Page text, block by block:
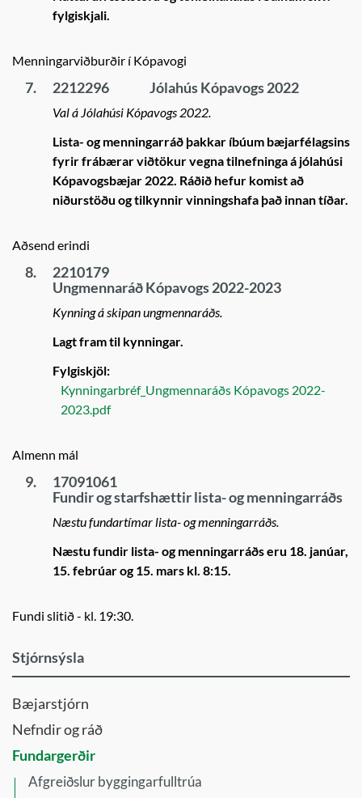
fylgiskjali.
Menningarviðburðir í Kópavogi
7. 2212296 Jólahús Kópavogs 2022
Val á Jólahúsi Kópavogs 2022.
Lista- og menningarráð þakkar íbúum bæjarfélagsins
fyrir frábærar viðtökur vegna tilnefninga á jólahúsi
Kópavogsbæjar 2022. Ráðið hefur komist að
niðurstöðu og tilkynnir vinningshafa það innan tíðar.
Aðsend erindi
8.
2210179
Ungmennaráð Kópavogs 2022-2023
Kynning á skipan ungmennaráðs.
Lagt fram til kynningar.
Fylgiskjöl:
Kynningarbréf_Ungmennaráðs Kópavogs 2022-
2023.pdf
Almenn mál
9.
17091061
Fundir og starfshættir lista- og menningarráðs
Næstu fundartímar lista- og menningarráðs.
Næstu fundir lista- og menningarráðs eru 18. janúar,
15. febrúar og 15. mars kl. 8:15.
Fundi slitið - kl. 19:30.
Stjórnsýsla
Bæjarstjórn
Nefndir og ráð
Fundargerðir
Afgreiðslur byggingarfulltrúa